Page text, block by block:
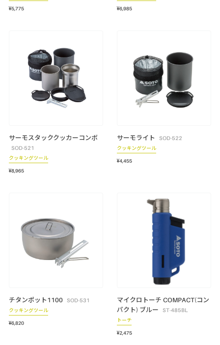
¥5,775 ¥6,985
サーモスタッククッカーコンボ
SOD-521
クッキングツール
¥8,965
サーモライト SOD-522
クッキングツール
¥4,455
チタンポット1100 SOD-531
クッキングツール
¥6,820
マイクロトーチ COMPACT(コン
パクト) ブルー
ST-485BL
トーチ
¥2,475